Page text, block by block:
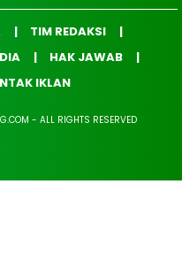
TIM REDAKSI
HAK JAWAB
IKLAN
- ALL RIGHTS RESERVED